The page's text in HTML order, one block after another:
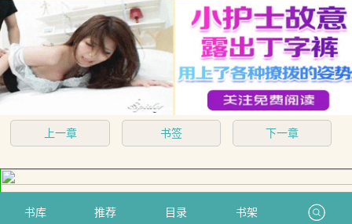
上一章 书签 下一章
书库 推荐 目录 书架